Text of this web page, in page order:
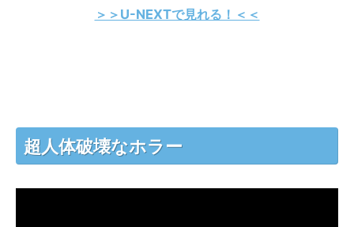
＞＞U-NEXTで見れる！＜＜
超人体破壊なホラー